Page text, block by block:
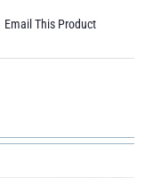
Email This Product